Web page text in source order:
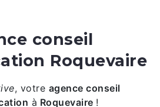
conseil
Roquevaire
, votre agence conseil
à Roquevaire !